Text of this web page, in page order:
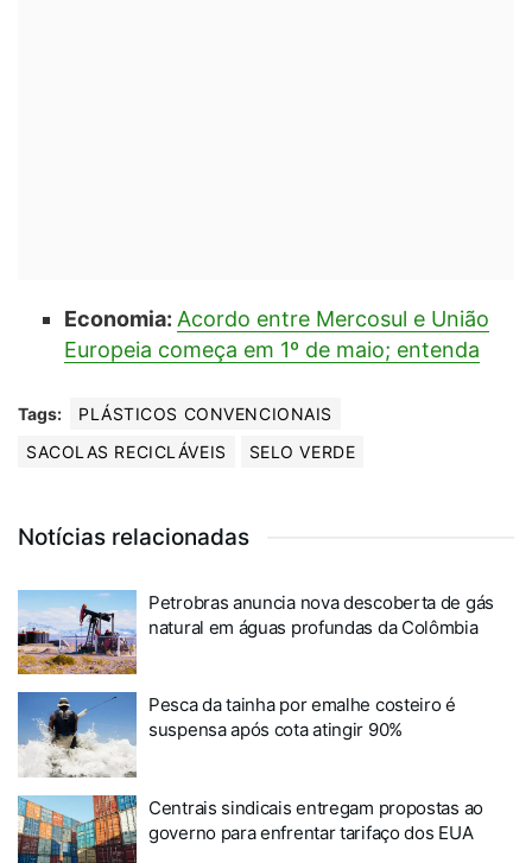
Economia: Acordo entre Mercosul e União
Europeia começa em 1º de maio; entenda
Tags:
PLÁSTICOS CONVENCIONAIS
SACOLAS RECICLÁVEIS
SELO VERDE
Notícias relacionadas
Petrobras anuncia nova descoberta de gás
natural em águas profundas da Colômbia
Pesca da tainha por emalhe costeiro é
suspensa após cota atingir 90%
Centrais sindicais entregam propostas ao
governo para enfrentar tarifaço dos EUA